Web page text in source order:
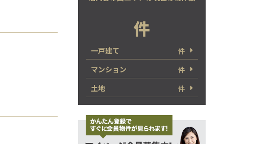
件
一戸建て
件
マンション
件
土地
件